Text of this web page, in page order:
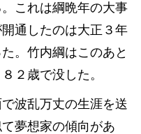
これは綱晩年の大事
通したのは大正３年
。竹内綱はこのあと
２歳で没した。
波乱万丈の生涯を送
夢想家の傾向があ